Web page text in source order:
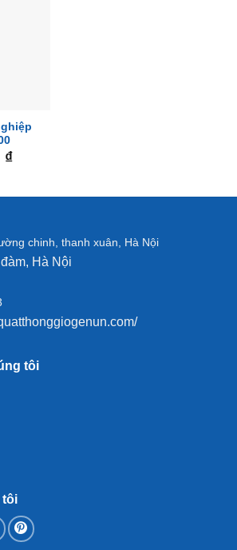
₫
chinh, thanh xuân, Hà Nội
Hà Nội
tôi
tôi